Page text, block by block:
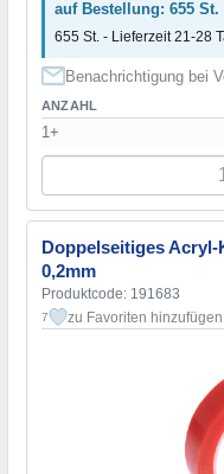
auf Bestellung: 655 St.
655 St. - Lieferzeit 21-28
Benachrichtigung bei
ANZAHL
1+
Doppelseitiges
0,2mm
Produktcode: 191683
7 zu Favoriten hinzufügen